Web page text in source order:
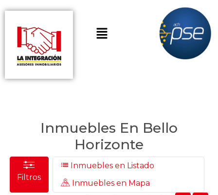
Inmuebles En Bello
Horizonte
Filtros
Inmuebles en Listado
Inmuebles en Mapa